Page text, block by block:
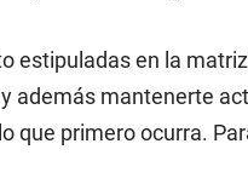
estipuladas en la
además mantenerte
que primero ocurra.